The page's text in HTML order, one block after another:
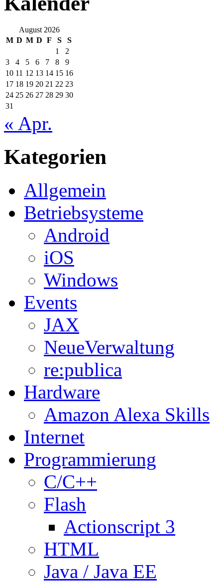
August 2026
M D M D F S
S
1
2
3
4 5 6 7 8
9
10 11 12 13 14 15 16
17 18 19 20 21 22 23
24 25 26 27 28 29 30
31
« Apr.
Kategorien
Allgemein
Betriebsysteme
Android
iOS
Windows
Events
JAX
NeueVerwaltung
re:publica
Hardware
Amazon Alexa Skills
Internet
Programmierung
C/C++
Flash
Actionscript 3
HTML
Java / Java EE